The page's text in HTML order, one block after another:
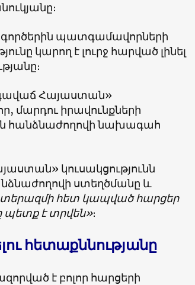
գործերին պատգամավորների
կարող է լուրջ հարված լինել
Հայաստան»
մարդու իրավունքների
հանձնաժողովի նախագահ
կուսակցությունն
ստեղծմանը և
հետ կապված հարցեր
է տրվեն»։
հետաքննությանը
է բոլոր հարցերի